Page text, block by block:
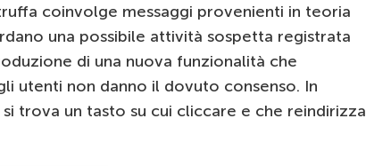
coinvolge messaggi provenienti in teoria
una possibile attività sospetta registrata
di una nuova funzionalità che
utenti non danno il dovuto consenso. In
trova un tasto su cui cliccare e che reindirizza